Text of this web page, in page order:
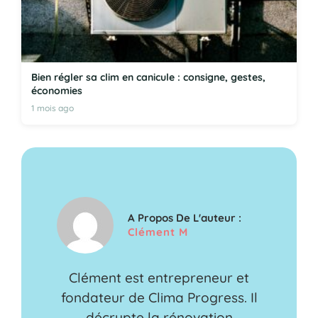
Bien régler sa clim en canicule : consigne, gestes,
économies
1 mois ago
A Propos De L'auteur :
Clément M
Clément est entrepreneur et
fondateur de Clima Progress. Il